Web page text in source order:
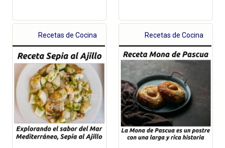
Recetas de Cocina Recetas de Cocina